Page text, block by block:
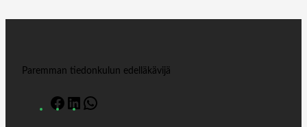
Paremman tiedonkulun edelläkävijä
F
L